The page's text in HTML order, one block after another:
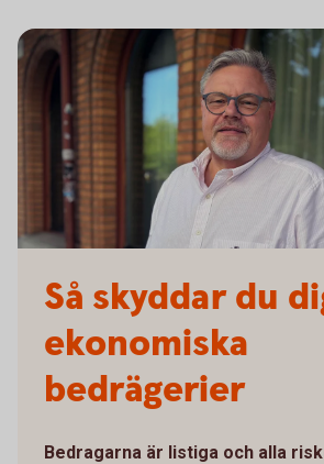
Så skyddar du
ekonomiska
bedrägerier
Bedragarna är listiga och alla